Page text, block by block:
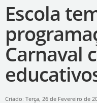
Escola
Carnaval
Criado: Terça, 26 de Fevereiro de